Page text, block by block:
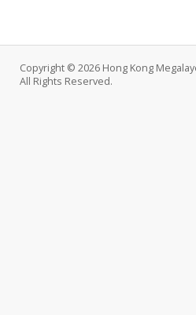
Copyright © 2026 Hong Kong
All Rights Reserved.